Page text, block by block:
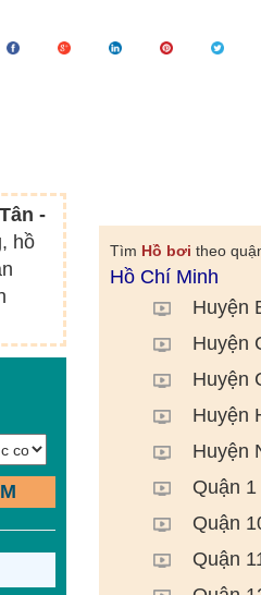
-
hồ
Tìm Hồ bơi theo
Hồ Chí Minh
Huyện
Huyện
Huyện
Huyện
Huyện
Quận 1
Quận
Quận